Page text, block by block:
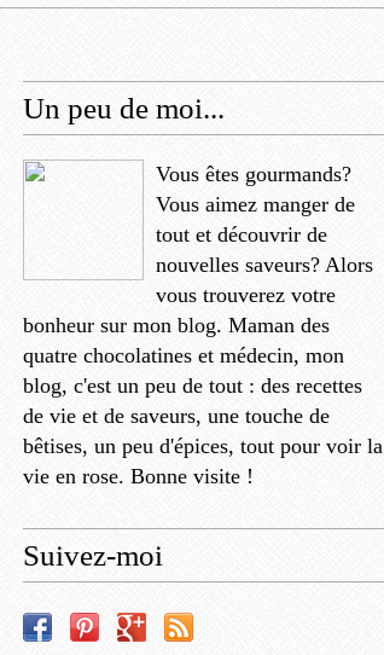
Un peu de moi...
Vous êtes gourmands?
Vous aimez manger de
tout et découvrir de
nouvelles saveurs? Alors
vous trouverez votre
bonheur sur mon blog. Maman des
quatre chocolatines et médecin, mon
blog, c'est un peu de tout : des recettes
de vie et de saveurs, une touche de
bêtises, un peu d'épices, tout pour voir la
vie en rose. Bonne visite !
Suivez-moi